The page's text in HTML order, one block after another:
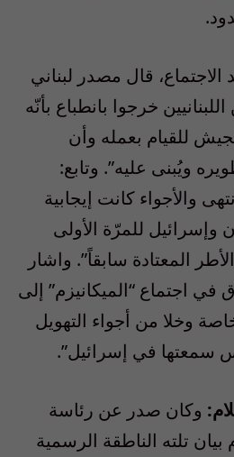
الاجتماع، قال مصدر لبناني
خرجوا بانطباع بأنّه
للقيام بعمله وأن
ويُبنى عليه”. وتابع:
والأجواء كانت إيجابية
للمرّة الأولى
المعتادة سابقاً”. واشار
في اجتماع “الميكانيزم” إلى
وخلا من أجواء التهويل
سمعتها في إسرائيل”.
وكان صدر عن رئاسة
تلته الناطقة الرسمية